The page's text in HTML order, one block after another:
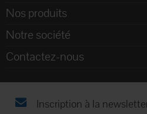
Nos produits
Notre société
Contactez-nous
Inscription à la